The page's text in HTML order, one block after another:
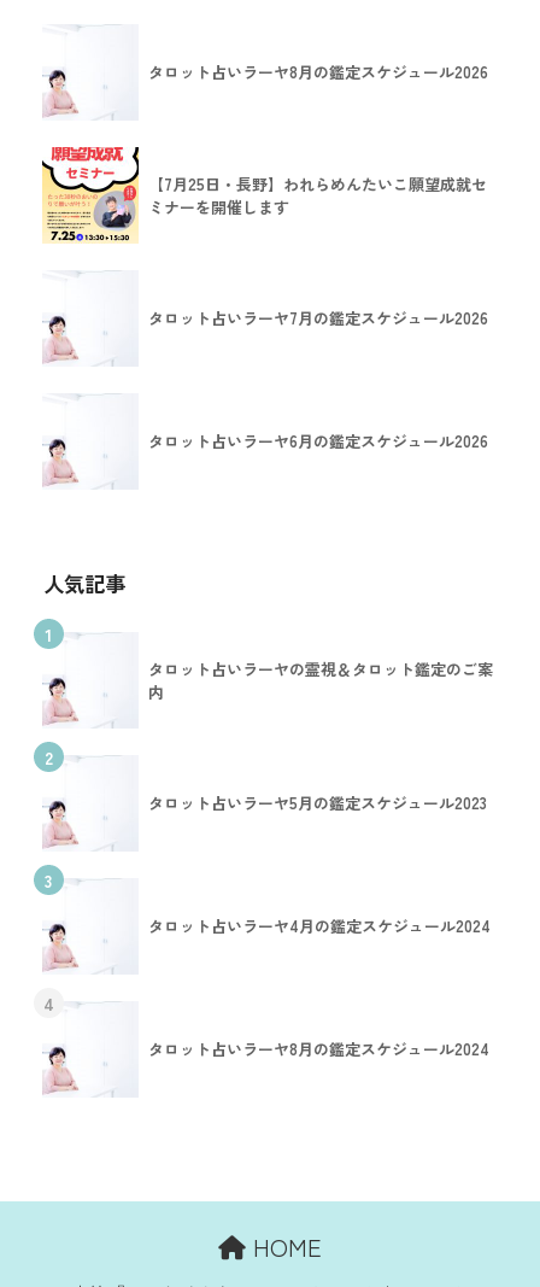
タロット占いラーヤ8月の鑑定スケジュール2026
【7月25日・長野】われらめんたいこ願望成就セ
ミナーを開催します
タロット占いラーヤ7月の鑑定スケジュール2026
タロット占いラーヤ6月の鑑定スケジュール2026
人気記事
1
タロット占いラーヤの霊視＆タロット鑑定のご案
内
2
タロット占いラーヤ5月の鑑定スケジュール2023
3
タロット占いラーヤ4月の鑑定スケジュール2024
4
タロット占いラーヤ8月の鑑定スケジュール2024
HOME